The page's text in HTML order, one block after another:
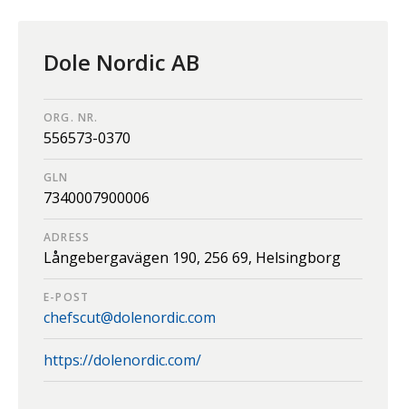
Dole Nordic AB
ORG. NR.
556573-0370
GLN
7340007900006
ADRESS
Långebergavägen 190, 256 69, Helsingborg
E-POST
chefscut@dolenordic.com
https://dolenordic.com/